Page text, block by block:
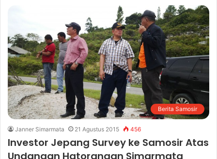
Berita Samosir
Janner Simarmata 21 Agustus 2015 456
Investor Jepang Survey ke Samosir Atas
Undangan Hatorangan Simarmata